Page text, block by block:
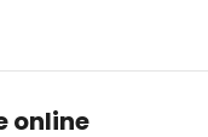
online